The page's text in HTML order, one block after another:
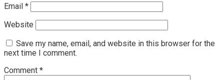
Email *
Website
Save my name, email, and website in this browser for the
next time I comment.
Comment *